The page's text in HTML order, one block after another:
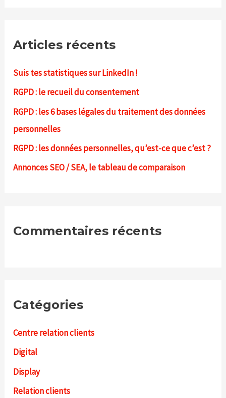
e
c
h
e
r
:
Articles récents
Suis tes statistiques sur LinkedIn !
RGPD : le recueil du consentement
RGPD : les 6 bases légales du traitement des données
personnelles
RGPD : les données personnelles, qu’est-ce que c’est ?
Annonces SEO / SEA, le tableau de comparaison
Commentaires récents
Catégories
Centre relation clients
Digital
Display
Relation clients